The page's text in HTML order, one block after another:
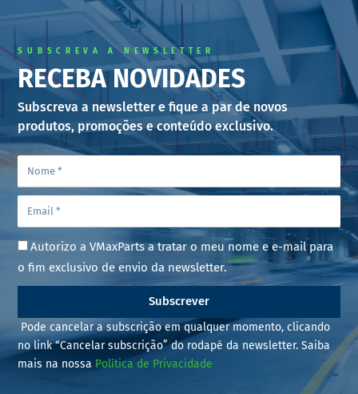
SUBSCREVA A NEWSLETTER
RECEBA NOVIDADES
Subscreva a newsletter e fique a par de novos
produtos, promoções e conteúdo exclusivo.
Autorizo a VMaxParts a tratar o meu nome e e-mail para
o fim exclusivo de envio da newsletter.
Subscrever
Pode cancelar a subscrição em qualquer momento, clicando
no link “Cancelar subscrição” do rodapé da newsletter. Saiba
mais na nossa Política de Privacidade